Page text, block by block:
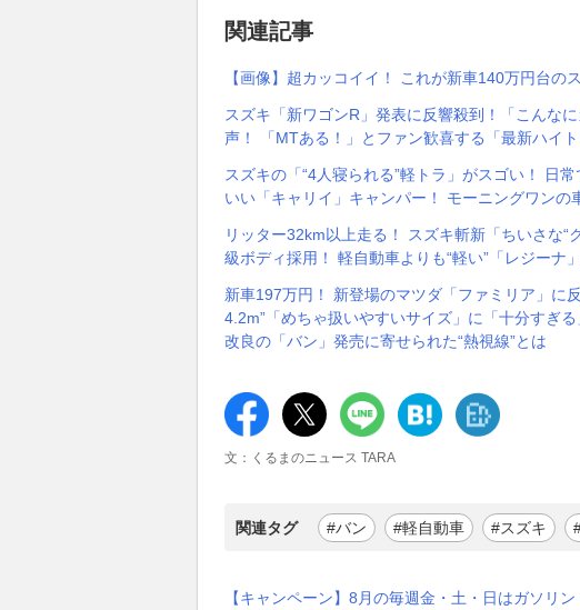
関連記事
【画像】超カッコイイ！ これが新車140万円台の
スズキ「新ワゴンR」発表に反響殺到！「こんな
声！ 「MTある！」とファン歓喜する「最新ハイ
スズキの「“4人寝られる”軽トラ」がスゴい！ 日
いい「キャリイ」キャンパー！ モーニングワン
リッター32km以上走る！ スズキ斬新「ちいさな
級ボディ採用！ 軽自動車よりも“軽い”「レジーナ
新車197万円！ 新登場のマツダ「ファミリア」に
4.2m”「めちゃ扱いやすいサイズ」に「十分すぎ
改良の「バン」発売に寄せられた“熱視線”とは
文：くるまのニュース TARA
関連タグ #バン #軽自動車 #スズキ
【キャンペーン】8月の毎週金・土・日はガソリ